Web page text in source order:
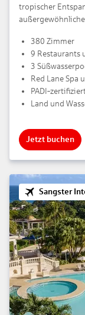
tropischer
380 Zimmer
9 Restaurants
3
Red Lane Spa
Land und
Jetzt buchen
Sangster